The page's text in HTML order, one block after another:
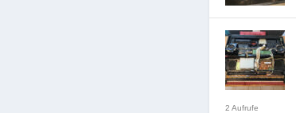
2 Aufrufe